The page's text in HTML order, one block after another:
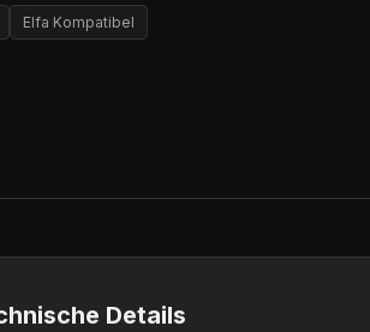
Elfa Kompatibel
Details